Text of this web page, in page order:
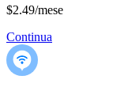
$2.49/mese
Continua